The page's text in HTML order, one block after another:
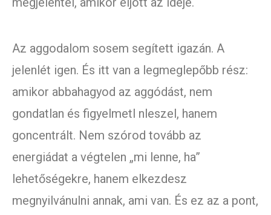
Az aggodalom sosem segített igazán. A
jelenlét igen. És itt van a legmeglepőbb rész:
amikor abbahagyod az aggódást, nem
gondatlan és figyelmetl nleszel, hanem
goncentrált. Nem szórod tovább az
energiádat a végtelen „mi lenne, ha”
lehetőségekre, hanem elkezdesz
megnyilvánulni annak, ami van. És ez az a pont,